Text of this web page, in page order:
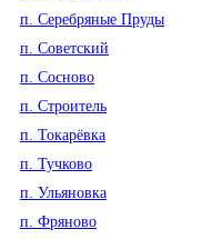
п. Серебряные Пруды
п. Советский
п. Сосново
п. Строитель
п. Токарёвка
п. Тучково
п. Ульяновка
п. Фряново